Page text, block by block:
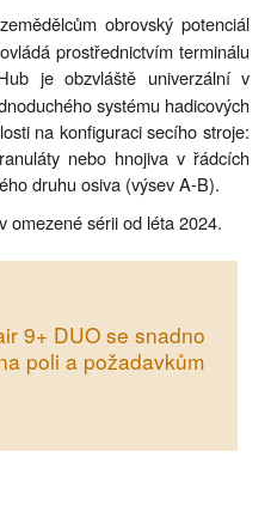
obrovský potenciál
prostřednictvím terminálu
je obzvláště univerzální v
systému hadicových
na konfiguraci secího stroje:
nebo hnojiva v řádcích
druhu osiva (výsev A-B).
omezené sérii od léta 2024.
9+ DUO se snadno
poli a požadavkům